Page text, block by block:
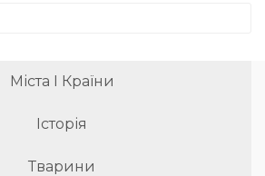
Міста І Країни
Історія
Тварини